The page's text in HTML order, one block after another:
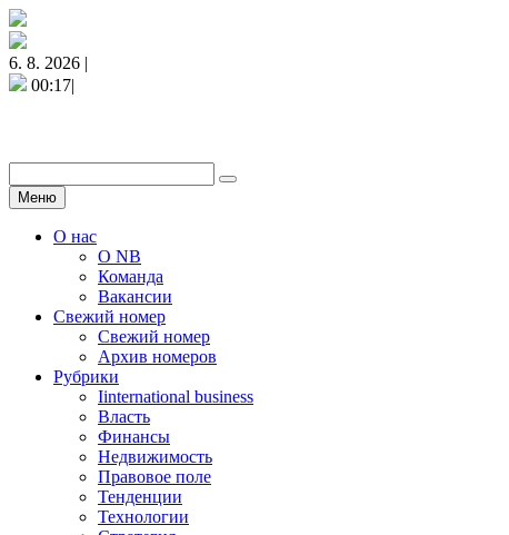
6. 8. 2026 |
00:17|
Меню
О нас
О NB
Команда
Вакансии
Свежий номер
Свежий номер
Архив номеров
Рубрики
Iinternational business
Власть
Финансы
Недвижимость
Правовое поле
Тенденции
Технологии